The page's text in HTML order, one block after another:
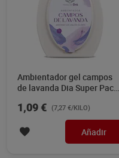
Ambientador gel campos
de lavanda Dia Super Paco
1,09 € (7,27 €/KILO)
Añadir